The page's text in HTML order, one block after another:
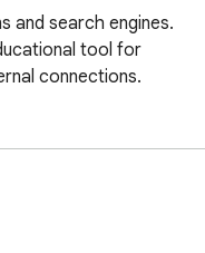
and search engines.
tool for
connections.